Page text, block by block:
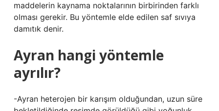
maddelerin kaynama noktalarının birbirinden farklı
olması gerekir. Bu yöntemle elde edilen saf sıvıya
damıtık denir.
Ayran hangi yöntemle
ayrılır?
-Ayran heterojen bir karışım olduğundan, uzun süre